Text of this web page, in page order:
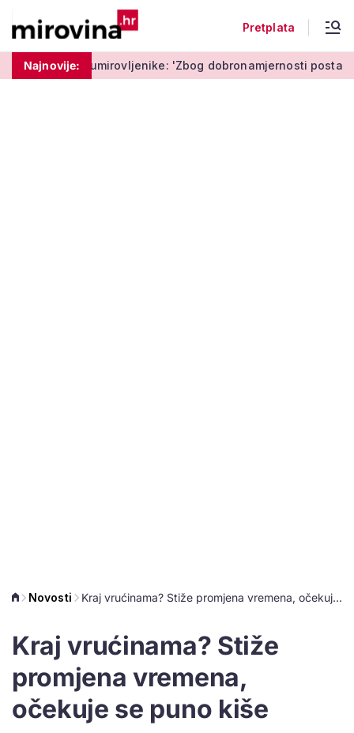
Pretplata
Najnovije:'Zbog dobronamjernosti postaju meta prijevare'
Novosti Kraj vrućinama? Stiže promjena vremena, očekuje se puno kiše
Kraj vrućinama? Stiže
promjena vremena,
očekuje se puno kiše